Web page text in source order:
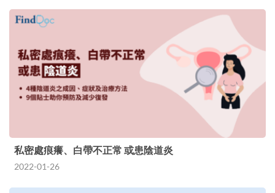
私密處痕癢、白帶不正常 或患陰道炎
2022-01-26